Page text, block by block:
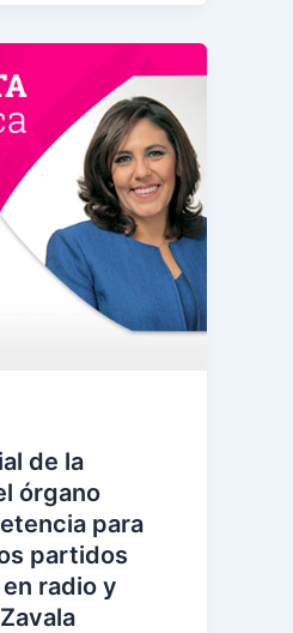
de la
órgano
para
partidos
radio y